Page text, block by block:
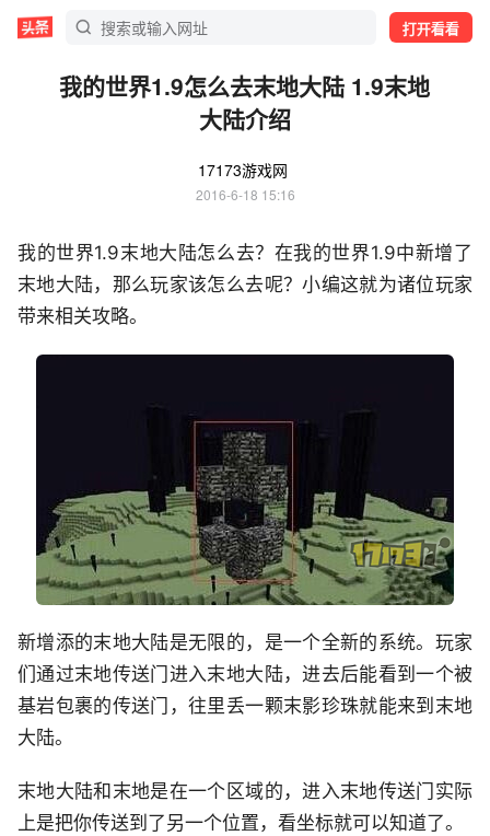
打开看看
我的世界1.9怎么去末地大陆 1.9末地
大陆介绍
17173游戏网
2016-6-18 15:16
我的世界1.9末地大陆怎么去？在我的世界1.9中新增了
末地大陆，那么玩家该怎么去呢？小编这就为诸位玩家
带来相关攻略。
新增添的末地大陆是无限的，是一个全新的系统。玩家
们通过末地传送门进入末地大陆，进去后能看到一个被
基岩包裹的传送门，往里丢一颗末影珍珠就能来到末地
大陆。
末地大陆和末地是在一个区域的，进入末地传送门实际
上是把你传送到了另一个位置，看坐标就可以知道了。